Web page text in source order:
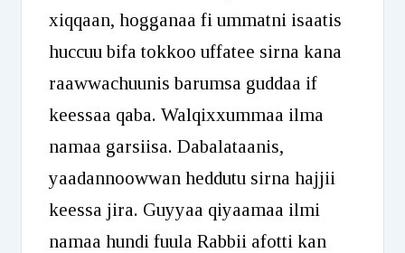
xiqqaan, hogganaa fi ummatni isaatis
huccuu bifa tokkoo uffatee sirna kana
raawwachuunis barumsa guddaa if
keessaa qaba. Walqixxummaa ilma
namaa garsiisa. Dabalataanis,
yaadannoowwan heddutu sirna hajjii
keessa jira. Guyyaa qiyaamaa ilmi
namaa hundi fuula Rabbii afotti kan